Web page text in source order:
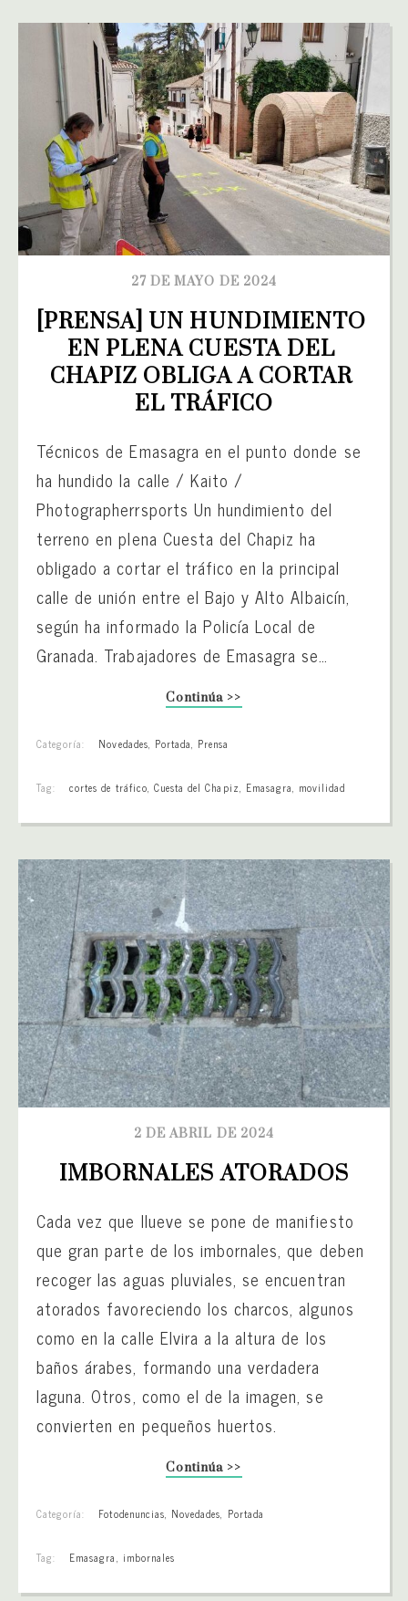
27 DE MAYO DE 2024
[PRENSA] UN HUNDIMIENTO
EN PLENA CUESTA DEL
CHAPIZ OBLIGA A CORTAR
EL TRÁFICO
Técnicos de Emasagra en el punto donde se
ha hundido la calle / Kaito /
Photographerrsports Un hundimiento del
terreno en plena Cuesta del Chapiz ha
obligado a cortar el tráfico en la principal
calle de unión entre el Bajo y Alto Albaicín,
según ha informado la Policía Local de
Granada. Trabajadores de Emasagra se…
Continúa >>
Categoría: Novedades, Portada, Prensa
Tag: cortes de tráfico, Cuesta del Chapiz, Emasagra, movilidad
2 DE ABRIL DE 2024
IMBORNALES ATORADOS
Cada vez que llueve se pone de manifiesto
que gran parte de los imbornales, que deben
recoger las aguas pluviales, se encuentran
atorados favoreciendo los charcos, algunos
como en la calle Elvira a la altura de los
baños árabes, formando una verdadera
laguna. Otros, como el de la imagen, se
convierten en pequeños huertos.
Continúa >>
Categoría: Fotodenuncias, Novedades, Portada
Tag: Emasagra, imbornales